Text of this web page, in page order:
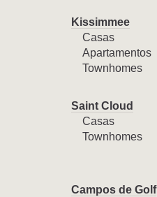
Kissimmee
Casas
Apartamentos
Townhomes
Saint Cloud
Casas
Townhomes
Campos de Golf